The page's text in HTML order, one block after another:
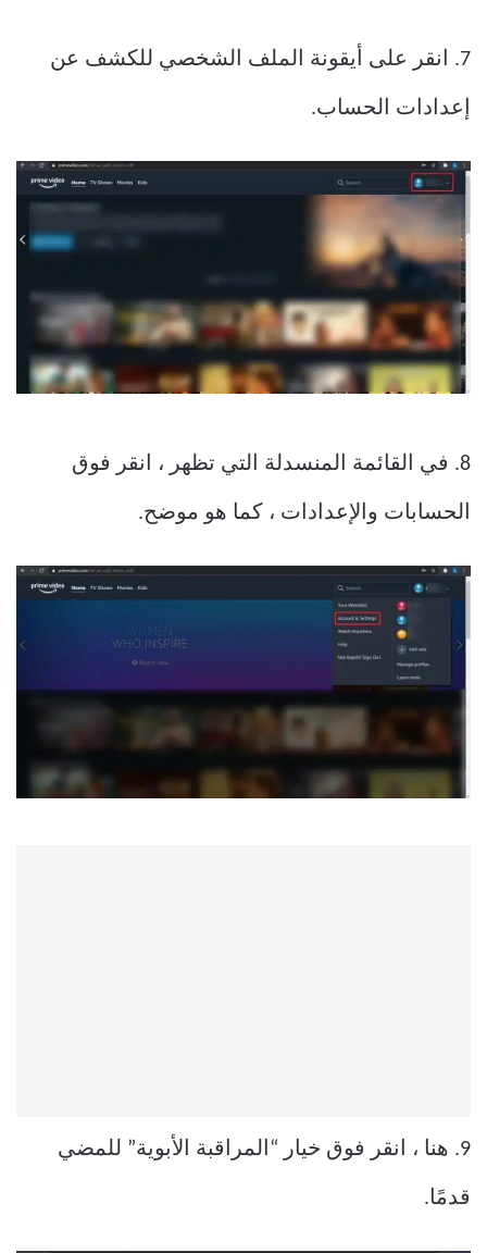
7. انقر على أيقونة الملف الشخصي للكشف عن
إعدادات الحساب.
8. في القائمة المنسدلة التي تظهر ، انقر فوق
الحسابات والإعدادات ، كما هو موضح.
9. هنا ، انقر فوق خيار “المراقبة الأبوية” للمضي
قدمًا.